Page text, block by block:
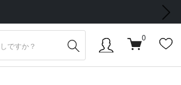
次の画像
0